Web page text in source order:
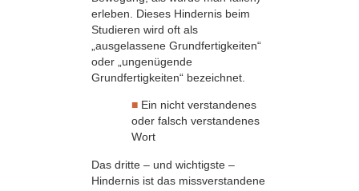
erleben. Dieses Hindernis beim
Studieren wird oft als
„ausgelassene Grundfertigkeiten“
oder „ungenügende
Grundfertigkeiten“ bezeichnet.
■ Ein nicht verstandenes
oder falsch verstandenes
Wort
Das dritte – und wichtigste –
Hindernis ist das missverstandene